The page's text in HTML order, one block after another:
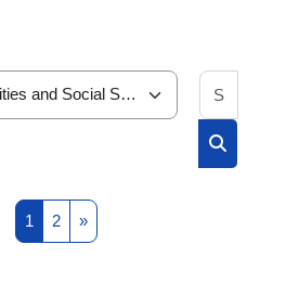
1 Page 1
2Page 2
»Next page